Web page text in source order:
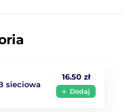
sieciowa
16.50 zł
Dodaj